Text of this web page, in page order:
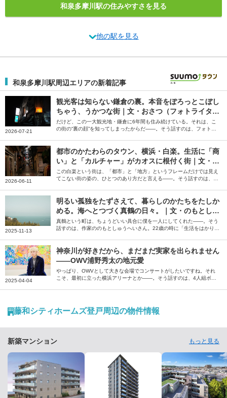
和泉多摩川駅の住みやすさを見る
他の駅を見る
和泉多摩川駅周辺エリアの新着記事
2026-07-21
観光客は知らない鎌倉の裏。本音をぽろっとこぼし
ちゃう、うかつな街｜文・おさつ（フォトライタ
ー）
だけど、この一大観光地・鎌倉に6年間も住み続けている。それは、こ
の街の“裏の顔”を知ってしまったからだ――。そう話すのは、フォトラ
2026-06-11
都市のかたわらのタウン、横浜・白楽。生活に「商
い」と「カルチャー」がカオスに根付く街｜文・小
池真幸
この白楽という街は、「都市」と「地方」というフレームだけでは見え
てこない街の姿の、ひとつのあり方だと言える――。そう話すのは、編
2025-11-13
明るい孤独をたずさえて、暮らしのかたちをたしか
める。海へとつづく真鶴の日々。｜文・のもとしゅ
うへい（作家）
真鶴という町は、ちょうどいい具合に僕を一人にしてくれた――。そう
話すのは、作家ののもとしゅうへいさん。22歳の時に「生活をはかりな
2025-04-04
神奈川が好きだから、まだまだ実家を出られません
――OWV浦野秀太の地元愛
やっぱり、OWVとして大きな会場でコンサートがしたいですね。それ
こそ、最初に立った横浜アリーナとか――。そう話すのは、4人組ボー
藤和シティホームズ登戸周辺の物件情報
新築マンション もっと見る